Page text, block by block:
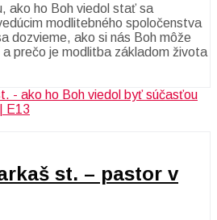
ako ho Boh viedol stať sa
modlitebného spoločenstva
dozvieme, ako si nás Boh môže
prečo je modlitba základom života
st. – pastor v